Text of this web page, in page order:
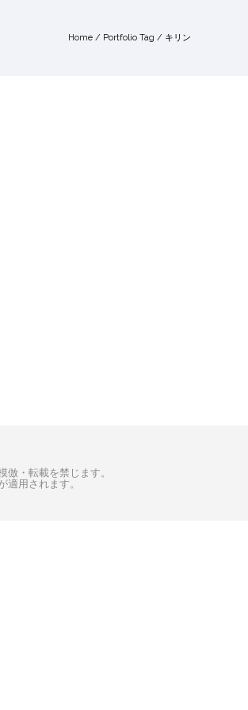
Home / Portfolio Tag / キリン
・転載を禁じます。
適用されます。